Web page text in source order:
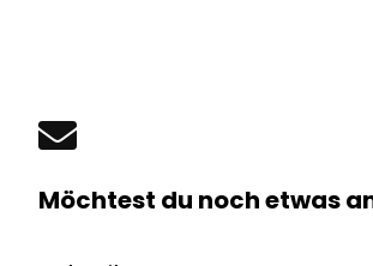
Möchtest du noch etwas